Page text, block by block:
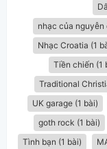
nhạc của nguyễn
Nhạc Croatia (1
Tiền chiến (1
Traditional
UK garage (1 bài)
goth rock (1 bài)
Tình bạn (1 bài)